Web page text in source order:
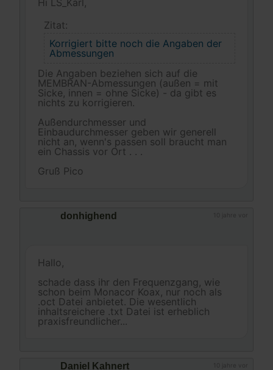
Hi LS_Karl,
Zitat:
Korrigiert bitte noch die Angaben der
Abmessungen
Die Angaben beziehen sich auf die
MEMBRAN-Abmessungen (außen = mit
Sicke, innen = ohne Sicke) - da gibt es
nichts zu korrigieren.
Außendurchmesser und
Einbaudurchmesser geben wir generell
nicht an, wenn's passen soll braucht man
ein Chassis vor Ort . . .
Gruß Pico
donhighend
Hallo,
schade dass ihr den Frequenzgang, wie
schon beim Monacor Koax, nur noch als
.oct Datei anbietet. Die wesentlich
inhaltsreichere .txt Datei ist erheblich
praxisfreundlicher...
Daniel Kahnert